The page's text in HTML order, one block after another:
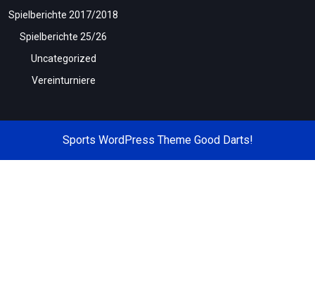
Spielberichte 2017/2018
Spielberichte 25/26
Uncategorized
Vereinturniere
Sports WordPress ThemeGood Darts!